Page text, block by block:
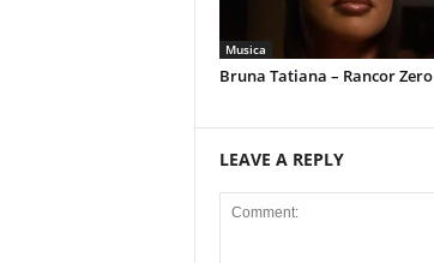
Musica
Bruna Tatiana – Rancor Zero
LEAVE A REPLY